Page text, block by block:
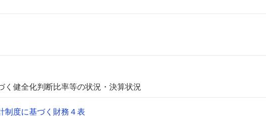
健全化判断比率等の状況・決算状況
制度に基づく財務４表